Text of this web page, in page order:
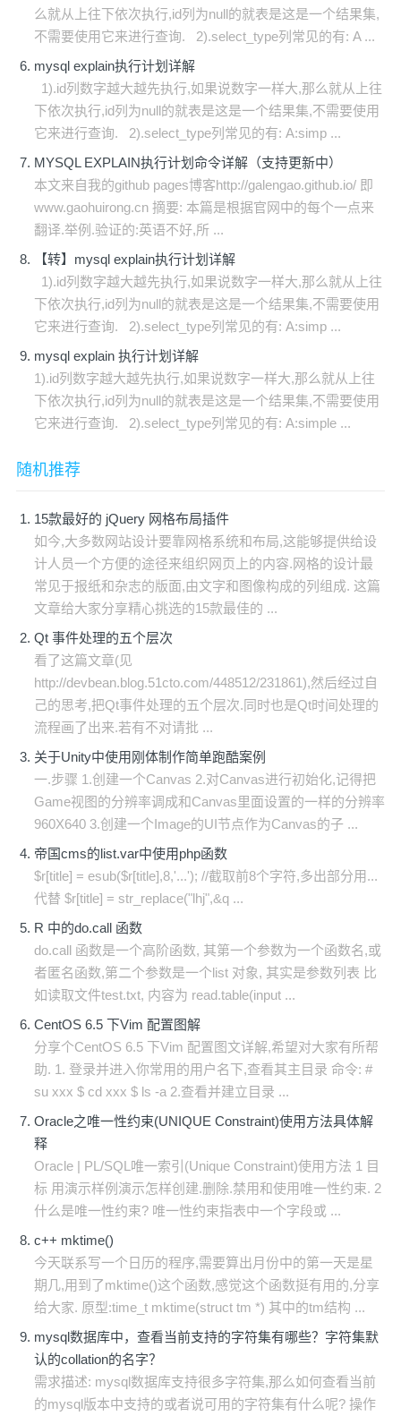
么就从上往下依次执行,id列为null的就表是这是一个结果集,
不需要使用它来进行查询. 2).select_type列常见的有: A ...
mysql explain执行计划详解
1).id列数字越大越先执行,如果说数字一样大,那么就从上往
下依次执行,id列为null的就表是这是一个结果集,不需要使用
它来进行查询. 2).select_type列常见的有: A:simp ...
MYSQL EXPLAIN执行计划命令详解（支持更新中）
本文来自我的github pages博客http://galengao.github.io/ 即
www.gaohuirong.cn 摘要: 本篇是根据官网中的每个一点来
翻译.举例.验证的:英语不好,所 ...
【转】mysql explain执行计划详解
1).id列数字越大越先执行,如果说数字一样大,那么就从上往
下依次执行,id列为null的就表是这是一个结果集,不需要使用
它来进行查询. 2).select_type列常见的有: A:simp ...
mysql explain 执行计划详解
1).id列数字越大越先执行,如果说数字一样大,那么就从上往
下依次执行,id列为null的就表是这是一个结果集,不需要使用
它来进行查询. 2).select_type列常见的有: A:simple ...
随机推荐
15款最好的 jQuery 网格布局插件
如今,大多数网站设计要靠网格系统和布局,这能够提供给设
计人员一个方便的途径来组织网页上的内容.网格的设计最
常见于报纸和杂志的版面,由文字和图像构成的列组成. 这篇
文章给大家分享精心挑选的15款最佳的 ...
Qt 事件处理的五个层次
看了这篇文章(见
http://devbean.blog.51cto.com/448512/231861),然后经过自
己的思考,把Qt事件处理的五个层次.同时也是Qt时间处理的
流程画了出来.若有不对请批 ...
关于Unity中使用刚体制作简单跑酷案例
一.步骤 1.创建一个Canvas 2.对Canvas进行初始化,记得把
Game视图的分辨率调成和Canvas里面设置的一样的分辨率
960X640 3.创建一个Image的UI节点作为Canvas的子 ...
帝国cms的list.var中使用php函数
$r[title] = esub($r[title],8,'...'); //截取前8个字符,多出部分用...
代替 $r[title] = str_replace("lhj",&q ...
R 中的do.call 函数
do.call 函数是一个高阶函数, 其第一个参数为一个函数名,或
者匿名函数,第二个参数是一个list 对象, 其实是参数列表 比
如读取文件test.txt, 内容为 read.table(input ...
CentOS 6.5 下Vim 配置图解
分享个CentOS 6.5 下Vim 配置图文详解,希望对大家有所帮
助. 1. 登录并进入你常用的用户名下,查看其主目录 命令: #
su xxx $ cd xxx $ ls -a 2.查看并建立目录 ...
Oracle之唯一性约束(UNIQUE Constraint)使用方法具体解
释
Oracle | PL/SQL唯一索引(Unique Constraint)使用方法 1 目
标 用演示样例演示怎样创建.删除.禁用和使用唯一性约束. 2
什么是唯一性约束? 唯一性约束指表中一个字段或 ...
c++ mktime()
今天联系写一个日历的程序,需要算出月份中的第一天是星
期几,用到了mktime()这个函数,感觉这个函数挺有用的,分享
给大家. 原型:time_t mktime(struct tm *) 其中的tm结构 ...
mysql数据库中，查看当前支持的字符集有哪些？字符集默
认的collation的名字？
需求描述: mysql数据库支持很多字符集,那么如何查看当前
的mysql版本中支持的或者说可用的字符集有什么呢? 操作